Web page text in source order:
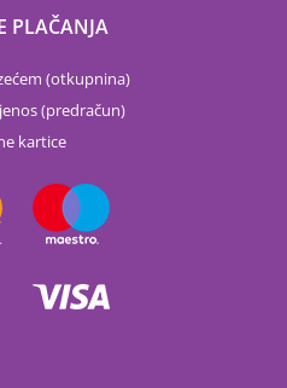
PLAČANJA
(otkupnina)
(predračun)
kartice